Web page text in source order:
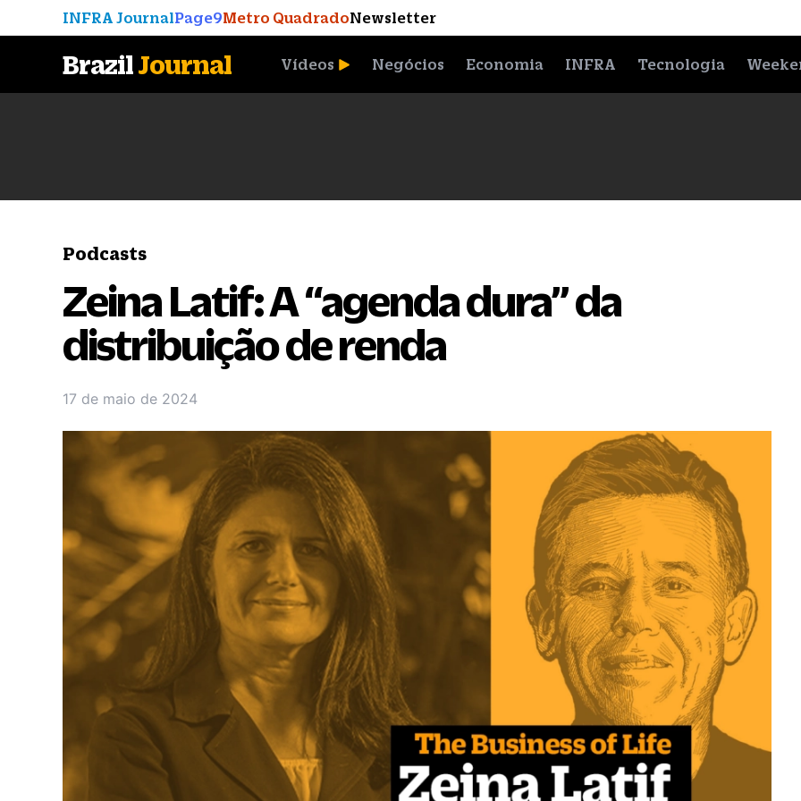
INFRA JournalPage9Metro QuadradoNewsletter
BrazilJournal Vídeos Negócios Economia INFRA Tecnologia
Podcasts
Zeina Latif: A “agenda dura” da
distribuição de renda
17 de maio de 2024